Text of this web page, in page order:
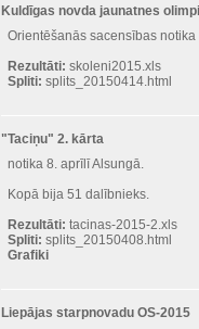
Kuldīgas novda jaunatnes
Orientēšanās sacensības
Rezultāti: skoleni2015.xls
Spliti: splits_20150414.html
"Taciņu" 2. kārta
notika 8. aprīlī Alsungā.
Kopā bija 51 dalībnieks.
Rezultāti: tacinas-2015-2.xls
Spliti: splits_20150408.html
Grafiki
Liepājas starpnovadu OS-2015